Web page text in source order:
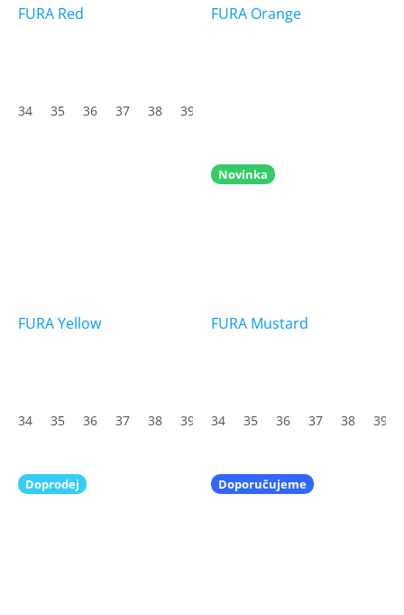
FURA Red
produktu
je
34 35 36 37 38 39
FURA Orange
FURA Yellow
34 35 36 37 38 39 40 41 42 43 44 45
Novinka
FURA Mustard
34 35 36 37 38 39
Doprodej Doporučujeme